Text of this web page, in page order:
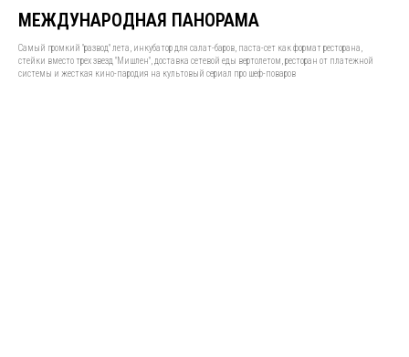
МЕЖДУНАРОДНАЯ ПАНОРАМА
Самый громкий "развод" лета, инкубатор для салат-баров, паста-сет как формат ресторана,
стейки вместо трех звезд "Мишлен", доставка сетевой еды вертолетом, ресторан от платежной
системы и жесткая кино-пародия на культовый сериал про шеф-поваров